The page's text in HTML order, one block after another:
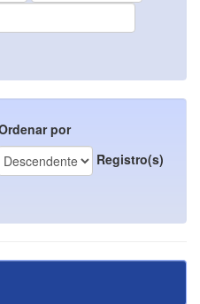
por
Registro(s)